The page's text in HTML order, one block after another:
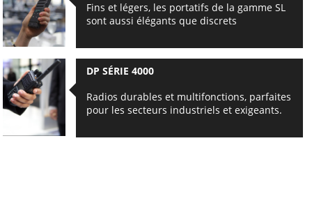
Fins et légers, les portatifs de la gamme SL
sont aussi élégants que discrets
DP SÉRIE 4000
Radios durables et multifonctions, parfaites
pour les secteurs industriels et exigeants.